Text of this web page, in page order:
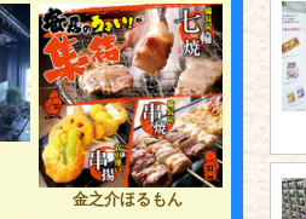
金之介ほるもん